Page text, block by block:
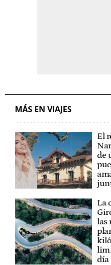
MÁS EN VIAJES
El
de
La
las
día